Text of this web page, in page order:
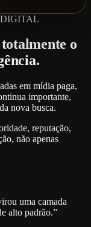
o
em mídia paga,
importante,
nova busca.
reputação,
não apenas
uma camada
alto padrão.”